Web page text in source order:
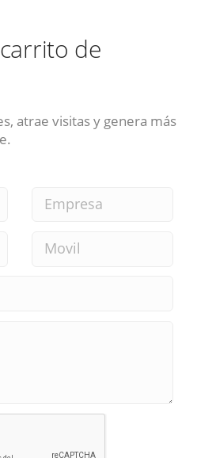
de
atrae visitas y genera más